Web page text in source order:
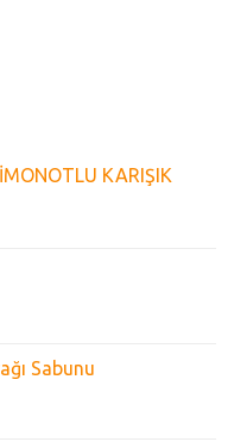
KARIŞIK
Sabunu